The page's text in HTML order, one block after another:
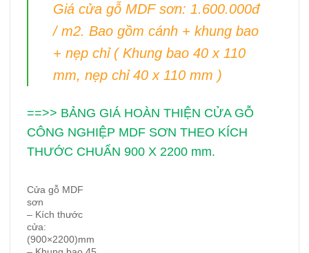
Giá cửa gỗ MDF sơn: 1.600.000đ
/ m2. Bao gồm cánh + khung bao
+ nẹp chỉ ( Khung bao 40 x 110
mm, nẹp chỉ 40 x 110 mm )
==>> BẢNG GIÁ HOÀN THIỆN CỬA GỖ
CÔNG NGHIỆP MDF SƠN THEO KÍCH
THƯỚC CHUẨN 900 X 2200 mm.
Cửa gỗ MDF
sơn
– Kích thước
cửa:
(900×2200)mm